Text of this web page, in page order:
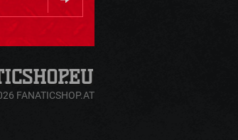
FANATICSHOP.AT